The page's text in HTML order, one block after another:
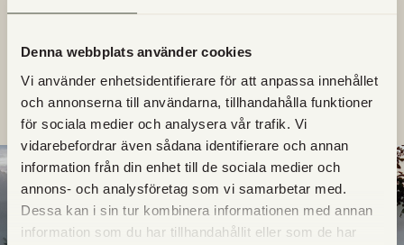
Denna webbplats använder cookies
Vi använder enhetsidentifierare för att anpassa innehållet
och annonserna till användarna, tillhandahålla funktioner
för sociala medier och analysera vår trafik. Vi
vidarebefordrar även sådana identifierare och annan
information från din enhet till de sociala medier och
annons- och analysföretag som vi samarbetar med.
Dessa kan i sin tur kombinera informationen med annan
information som du har tillhandahållit eller som de har
Får jag ta med hunden till Utgård?